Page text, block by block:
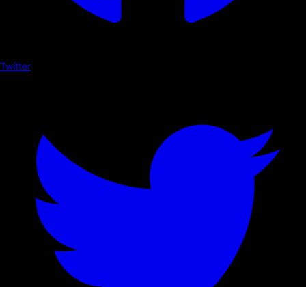
Twitter